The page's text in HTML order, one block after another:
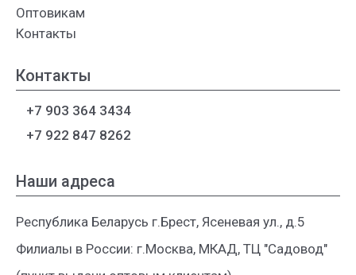
Оптовикам
Контакты
Контакты
+7 903 364 3434
+7 922 847 8262
Наши адреса
Республика Беларусь г.Брест, Ясеневая ул., д.5
Филиалы в России: г.Москва, МКАД, ТЦ "Садовод"